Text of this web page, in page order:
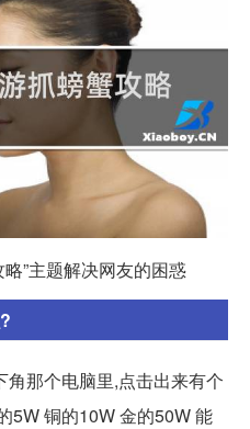
”主题解决网友的困惑
那个电脑里,点击出来有个
5W 铜的10W 金的50W 能